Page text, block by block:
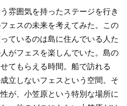
雰囲気を持ったステージを行き
ェスの未来を考えてみた。この
ているのは島に住んでいる人た
がフェスを楽しんでいた。島の
てもらえる時間。船で訪れる
立しないフェスという空間。そ
が、小笠原という特別な場所に